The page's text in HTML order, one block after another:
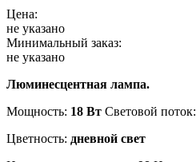
Цена:
не указано
Минимальный заказ:
не указано
Люминесцентная лампа.
Мощность: 18 Вт Световой поток:
Цветность: дневной свет